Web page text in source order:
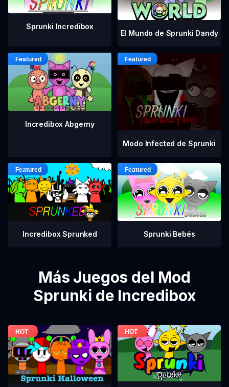
Sprunki Incredibox
El Mundo de Sprunki Dandy
Incredibox Abgerny
Modo Infected de Sprunki
Incredibox Sprunked Sprunki Bebés
Más Juegos del Mod
Sprunki de Incredibox